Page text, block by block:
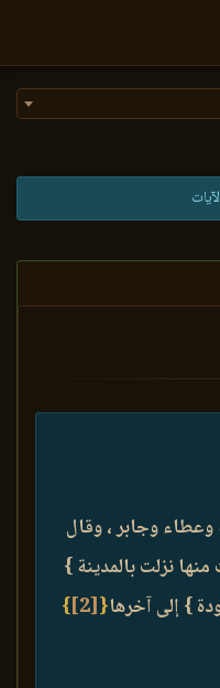
وجابر ، وقال
نزلت بالمدينة }
} إلى آخرها{
[2]
}